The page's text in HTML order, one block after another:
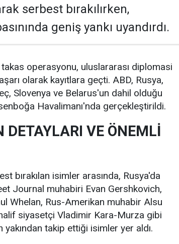
serbest bırakılırken,
geniş yankı uyandırdı.
operasyonu, uluslararası diplomasi
olarak kayıtlara geçti. ABD, Rusya,
Slovenya ve Belarus'un dahil olduğu
Havalimanı'nda gerçekleştirildi.
DETAYLARI VE ÖNEMLİ
bırakılan isimler arasında, Rusya'da
Journal muhabiri Evan Gershkovich,
Whelan, Rus-Amerikan muhabir Alsu
siyasetçi Vladimir Kara-Murza gibi
yakından takip ettiği isimler yer aldı.